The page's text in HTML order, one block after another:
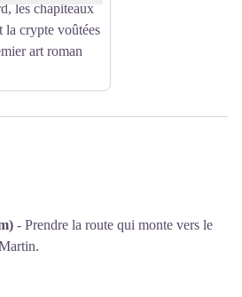
les chapiteaux
la crypte voûtées
art roman
- Prendre la route qui monte vers le